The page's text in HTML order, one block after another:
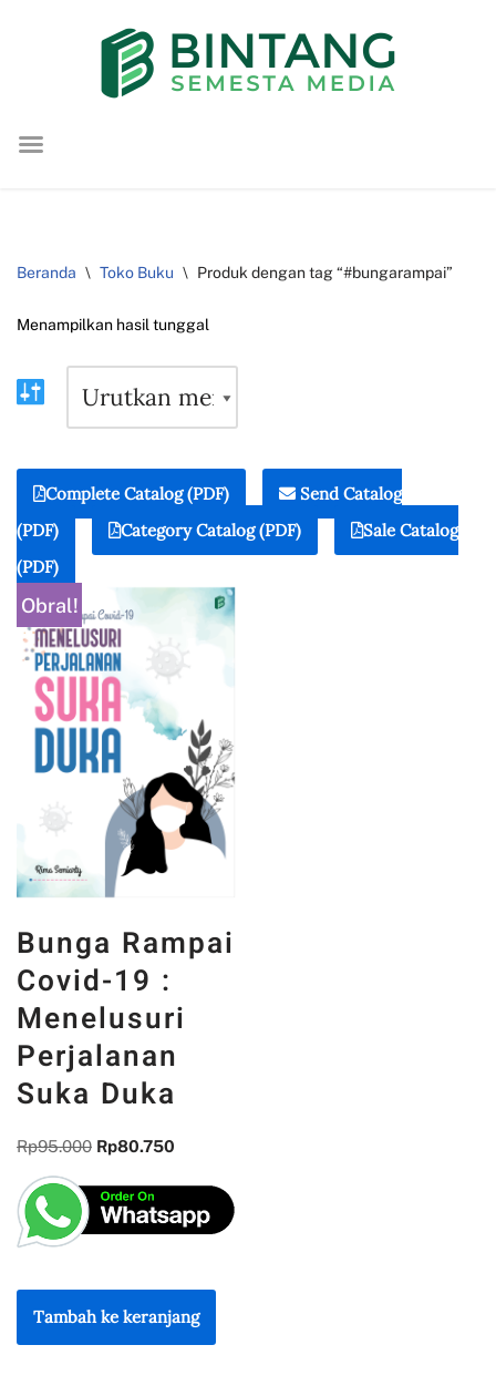
konten
Beranda \ Toko Buku \ Produk dengan tag “#bungarampai”
Menampilkan hasil tunggal
Complete Catalog (PDF)
Send Catalog
(PDF)
Category Catalog (PDF)
Sale Catalog
(PDF)
Obral!
Bunga Rampai
Covid-19 :
Menelusuri
Perjalanan
Suka Duka
Rp95.000 Rp80.750
Tambah ke keranjang